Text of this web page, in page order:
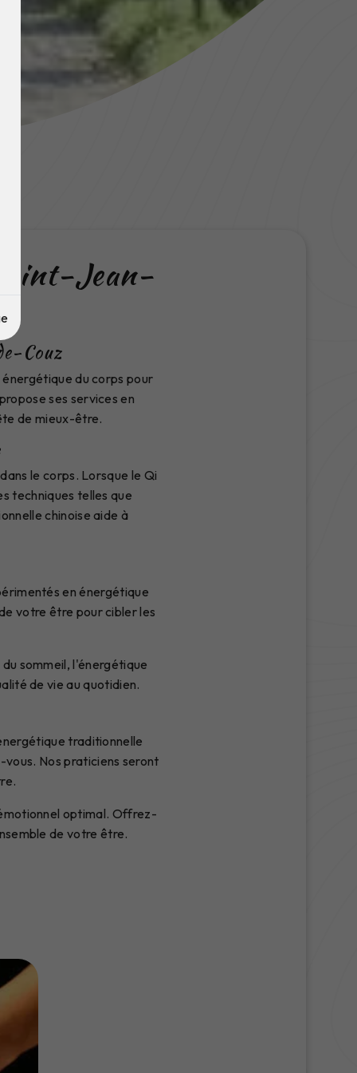
Jean-
Couz
du corps pour
ses services en
de mieux-être.
le corps. Lorsque le Qi
techniques telles que
chinoise aide à
en énergétique
votre être pour cibler les
sommeil, l'énergétique
de vie au quotidien.
traditionnelle
Nos praticiens seront
optimal. Offrez-
de votre être.